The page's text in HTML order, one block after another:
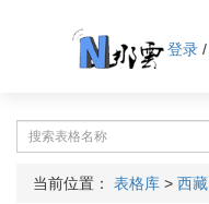
登录/
当前位置： 表格库 > 西藏